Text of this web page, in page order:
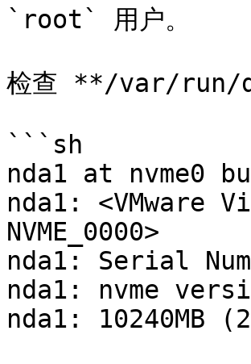
`root` 用户。
检查 **/var/run/
```sh
nda1 at nvme0
nda1: <VMware
NVME_0000>
nda1: Serial
nda1: nvme
nda1: 10240MB